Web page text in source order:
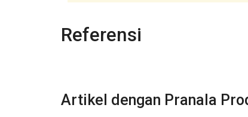
Referensi
Artikel dengan Pranala